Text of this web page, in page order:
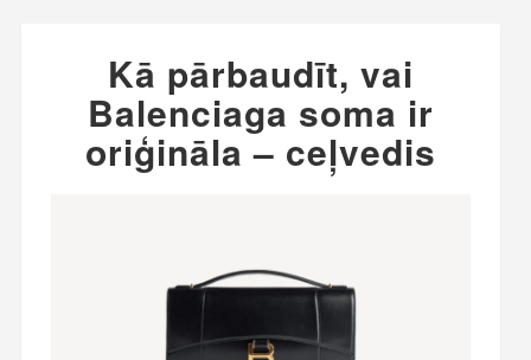
Kā pārbaudīt, vai
Balenciaga soma ir
oriģināla – ceļvedis